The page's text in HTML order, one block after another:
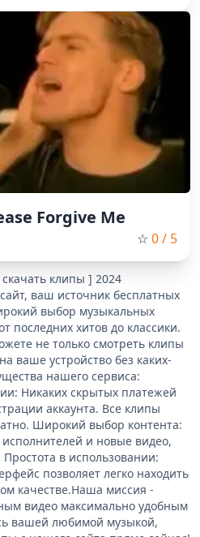
Forgive Me
☆ 0/ 5
клипы ] 2024
ваш источник бесплатных
выбор музыкальных
последних хитов до классики.
не только смотреть клипы
ваше устройство без каких-
нашего сервиса:
Никаких скрытых платежей
аккаунта. Все клипы
Широкий выбор контента:
и новые видео,
в использовании:
позволяет легко находить
качестве.Наша миссия -
видео максимально удобным
вашей любимой музыкой,